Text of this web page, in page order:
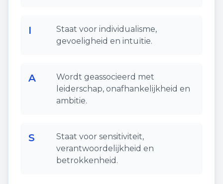
I
Staat voor individualisme,
gevoeligheid en intuïtie.
A
Wordt geassocieerd met
leiderschap, onafhankelijkheid en
ambitie.
S
Staat voor sensitiviteit,
verantwoordelijkheid en
betrokkenheid.